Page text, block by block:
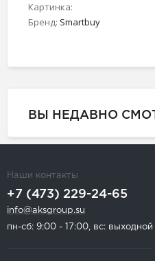
Картинка:
Бренд: Smartbuy
ВЫ НЕДАВНО
Наши контакты
+7 (473) 229-24-65
info@aksgroup.su
пн-сб: 9:00 - 17:00, вс: выходной